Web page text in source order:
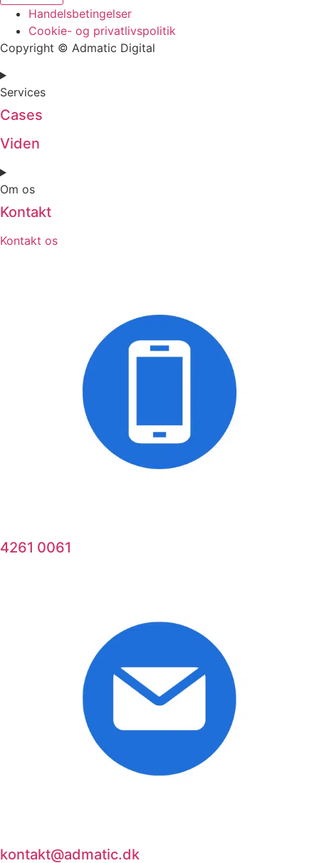
Handelsbetingelser
Cookie- og privatlivspolitik
Copyright © Admatic Digital
Services
Cases
Viden
Om os
Kontakt
Kontakt os
4261 0061
kontakt@admatic.dk